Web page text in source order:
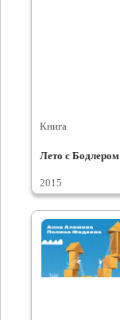
Книга
Лето с Бодлером
2015